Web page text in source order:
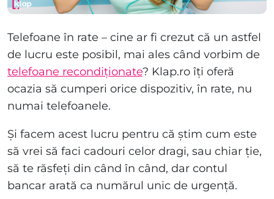
Telefoane în rate – cine ar fi crezut că un astfel
de lucru este posibil, mai ales când vorbim de
telefoane recondiționate? Klap.ro îți oferă
ocazia să cumperi orice dispozitiv, în rate, nu
numai telefoanele.
Și facem acest lucru pentru că știm cum este
să vrei să faci cadouri celor dragi, sau chiar ție,
să te răsfeți din când în când, dar contul
bancar arată ca numărul unic de urgență.